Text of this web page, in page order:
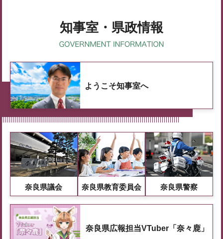
知事室・県政情報
ようこそ知事室へ
奈良県議会 奈良県教育委員会 奈良県警察
奈良県広報担当VTuber「奈々鹿」